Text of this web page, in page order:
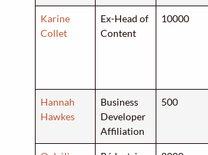
Karine
Collet
Ex-Head of
Content
10000
Hannah
Hawkes
Business
Developer
Affiliation
500